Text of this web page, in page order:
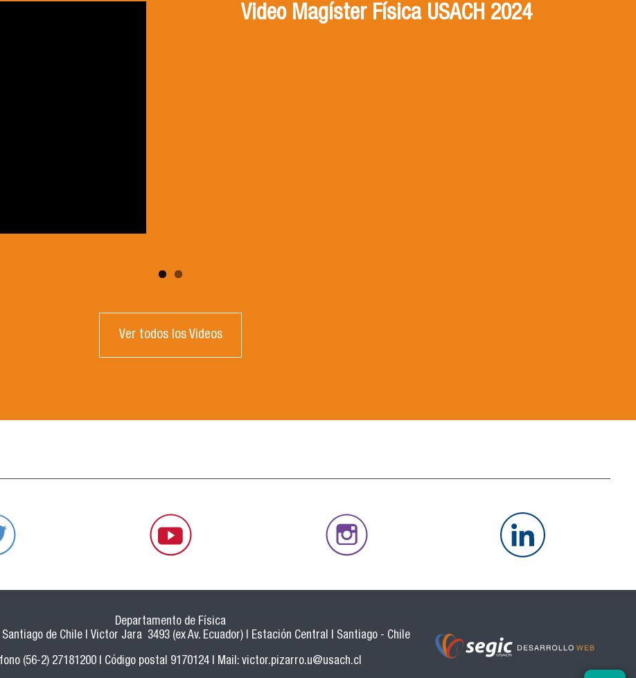
Video Magíster Física USACH 2024
Ver todos los Videos
Departamento de Física
de Chile | Victor Jara 3493 (ex Av. Ecuador) | Estación Central | Santiago - Chile
(56-2) 27181200 | Código postal 9170124 | Mail: victor.pizarro.u@usach.cl